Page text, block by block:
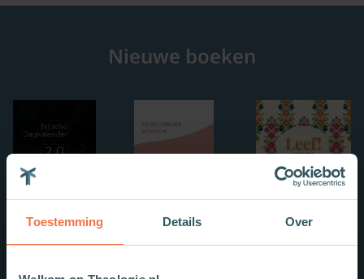
Toestemming Details Over
Nieuwe boeken